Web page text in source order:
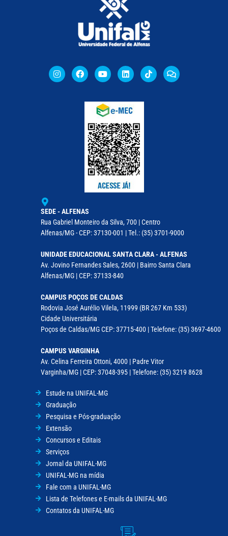
SEDE - ALFENAS
Rua Gabriel Monteiro da Silva, 700 | Centro
Alfenas/MG - CEP: 37130-001 | Tel.: (35) 3701-9000
UNIDADE EDUCACIONAL SANTA CLARA - ALFENAS
Av. Jovino Fernandes Sales, 2600 | Bairro Santa Clara
Alfenas/MG | CEP: 37133-840
CAMPUS POÇOS DE CALDAS
Rodovia José Aurélio Vilela, 11999 (BR 267 Km 533)
Cidade Universitária
Poços de Caldas/MG CEP: 37715-400 | Telefone: (35) 3697-4600
CAMPUS VARGINHA
Av. Celina Ferreira Ottoni, 4000 | Padre Vitor
Varginha/MG | CEP: 37048-395 | Telefone: (35) 3219 8628
Estude na UNIFAL-MG
Graduação
Pesquisa e Pós-graduação
Extensão
Concursos e Editais
Serviços
Jornal da UNIFAL-MG
UNIFAL-MG na mídia
Fale com a UNIFAL-MG
Lista de Telefones e E-mails da UNIFAL-MG
Contatos da UNIFAL-MG